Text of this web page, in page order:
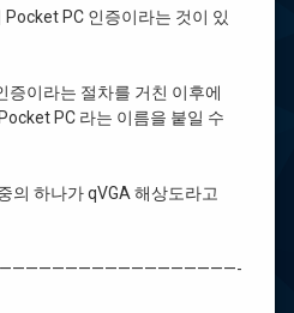
PC 인증이라는 것이 있
증이라는 절차를 거친 이후에
PC 라는 이름을 붙일 수
의 하나가 qVGA 해상도라고